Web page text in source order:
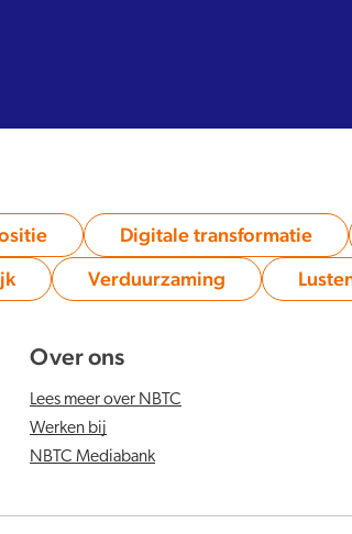
Category:
Digitale transformatie
Category:
Verduurzaming
Over ons
Lees meer over NBTC
Werken bij
NBTC Mediabank